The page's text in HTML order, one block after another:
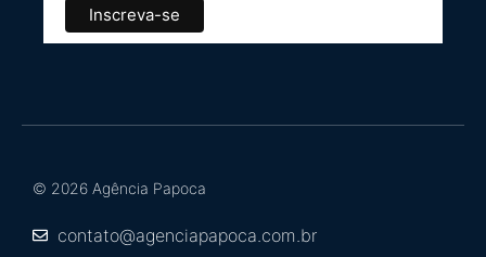
© 2026 Agência Papoca
contato@agenciapapoca.com.br